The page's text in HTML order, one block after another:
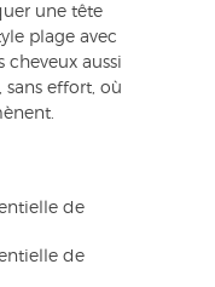
une tête
plage avec
cheveux aussi
sans effort, où
de
de